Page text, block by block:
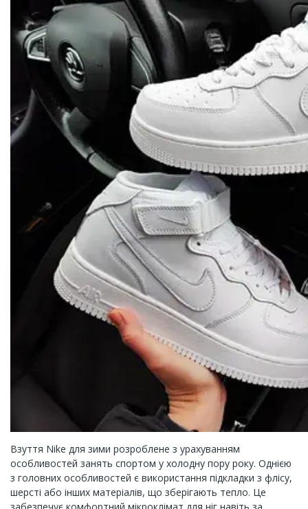
Взуття Nike для зими розроблене з урахуванням
особливостей занять спортом у холодну пору року. Однією
з головних особливостей є використання підкладки з флісу,
шерсті або інших матеріалів, що зберігають тепло. Це